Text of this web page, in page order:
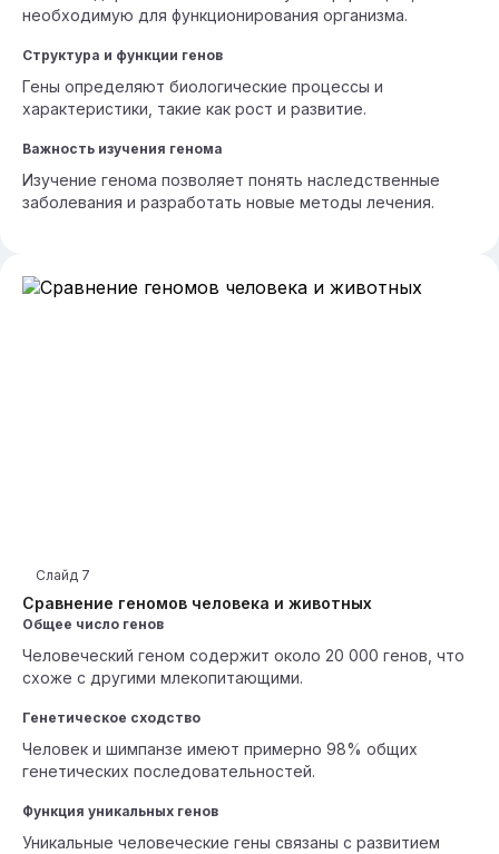
необходимую для функционирования организма.
Структура и функции генов
Гены определяют биологические процессы и
характеристики, такие как рост и развитие.
Важность изучения генома
Изучение генома позволяет понять наследственные
заболевания и разработать новые методы лечения.
Сравнение геномов человека и животных
Слайд 7
Общее число генов
Человеческий геном содержит около 20 000 генов, что
схоже с другими млекопитающими.
Генетическое сходство
Человек и шимпанзе имеют примерно 98% общих
генетических последовательностей.
Функция уникальных генов
Уникальные человеческие гены связаны с развитием